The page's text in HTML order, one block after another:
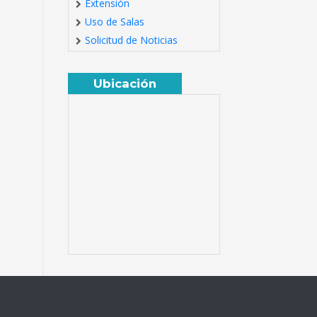
Extensión
Uso de Salas
Solicitud de Noticias
Ubicación